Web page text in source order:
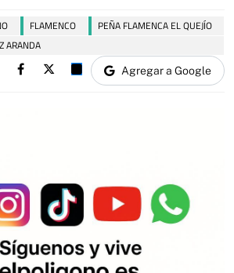
FLAMENCO
PEÑA FLAMENCA EL QUEJÍO
ARANDA
Agregar a Google